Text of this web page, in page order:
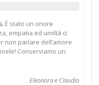
È stato un onore
empatia ed umiltà ci
non parlare dell’amore
Conserviamo un
Eleonora e Claudio